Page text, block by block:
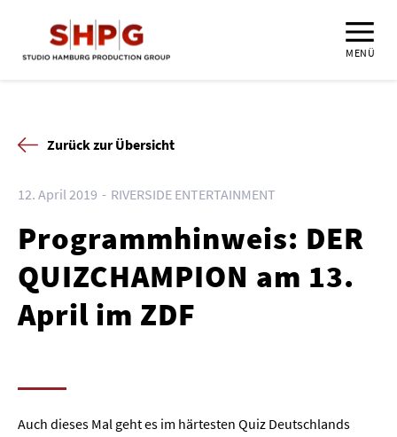
MENÜ
Zurück zur Übersicht
12. April 2019 RIVERSIDE ENTERTAINMENT
Programmhinweis: DER
QUIZCHAMPION am 13.
April im ZDF
Auch dieses Mal geht es im härtesten Quiz Deutschlands